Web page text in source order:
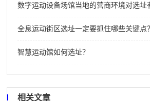
数字运动设备场馆当地的营商环境对选址
全息运动街区选址一定要抓住哪些关键点？
智慧运动馆如何选址？
相关文章